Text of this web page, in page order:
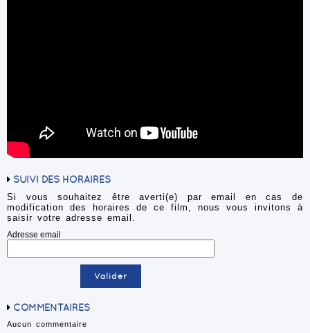
SUIVI DES HORAIRES
Si vous souhaitez être averti(e) par email en cas de
modification des horaires de ce film, nous vous invitons à
saisir votre adresse email.
Adresse email
COMMENTAIRES
Aucun commentaire